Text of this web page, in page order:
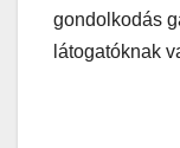
gondolkodás
látogatóknak